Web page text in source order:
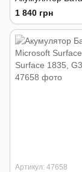
1 840 грн
Артикул: 47658